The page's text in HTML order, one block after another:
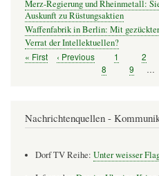
Merz-Regierung und Rheinmetall:
Auskunft zu Rüstungsaktien
Waffenfabrik in Berlin: Mit
Verrat der Intellektuellen?
Seitennummerierung
Erste
« First
Vorherige
‹ Previous Seite
1 Seite
2
Seite
8 Seite
9 …
Nachrichtenquellen -
Dorf TV Reihe: Unter weisser